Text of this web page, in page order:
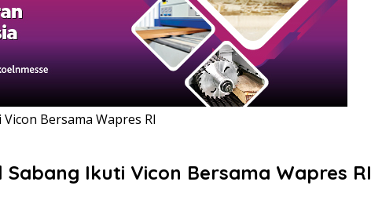
Bersama Wapres RI
Ikuti Vicon Bersama Wapres RI